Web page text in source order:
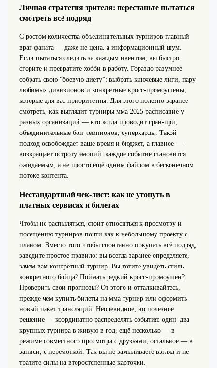
Личная стратегия зрителя: перестаньте пытаться
смотреть всё подряд
С ростом количества объединительных турниров главный
враг фаната — даже не цена, а информационный шум.
Если пытаться следить за каждым ивентом, вы быстро
сгорите и превратите хобби в работу. Гораздо разумнее
собрать свою “боевую диету”: выбрать ключевые лиги, пару
любимых дивизионов и конкретные кросс-промоушены,
которые для вас приоритетны. Для этого полезно заранее
смотреть, как выглядит турниры мма 2025 расписание у
разных организаций — кто когда проводит гран-при,
объединительные бои чемпионов, суперкарды. Такой
подход освобождает ваше время и бюджет, а главное —
возвращает остроту эмоций: каждое событие становится
ожидаемым, а не просто ещё одним файлом в бесконечном
потоке контента.
Нестандартный чек-лист: как не утонуть в
платных сервисах и билетах
Чтобы не распыляться, стоит относиться к просмотру и
посещению турниров почти как к небольшому проекту с
планом. Вместо того чтобы спонтанно покупать всё подряд,
заведите простое правило: вы всегда заранее определяете,
зачем вам конкретный турнир. Вы хотите увидеть стиль
конкретного бойца? Поймать редкий кросс-промоушен?
Проверить свои прогнозы? От этого и отталкивайтесь,
прежде чем купить билеты на мма турнир или оформить
новый пакет трансляций. Неочевидное, но полезное
решение — координатно распределять события: один–два
крупных турнира в живую в год, ещё несколько — в
режиме совместного просмотра с друзьями, остальное — в
записи, с перемоткой. Так вы не замыливаете взгляд и не
тратите силы на второстепенные карточки.